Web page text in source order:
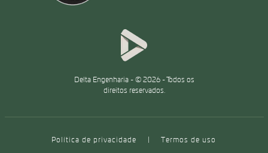
Delta Engenharia - © 2026 - Todos os
direitos reservados.
Política de privacidade | Termos de uso